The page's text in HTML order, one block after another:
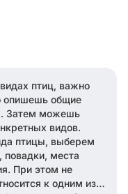
птиц, важно
опишешь общие
Затем можешь
видов.
птицы, выберем
повадки, места
При этом не
к одним из